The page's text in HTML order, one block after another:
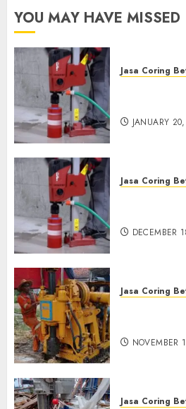
YOU MAY HAVE MISSED
Jasa Coring
JANUARY
Jasa Coring
DECEMBER
Jasa Coring
NOVEMBER
Jasa Coring